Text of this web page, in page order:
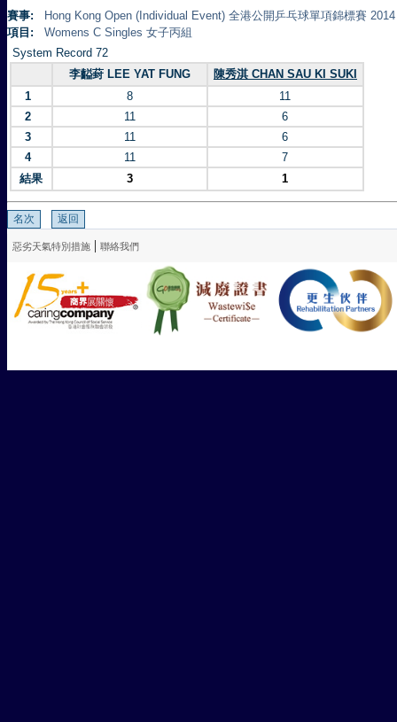
賽事:
Hong Kong Open (Individual Event) 全港公開乒乓球單項錦標賽 2014
項目:
Womens C Singles 女子丙組
System Record 72
李齸葑 LEE YAT FUNG
陳秀淇 CHAN SAU KI SUKI
1
8
11
2
11
6
3
11
6
4
11
7
結果
3 1